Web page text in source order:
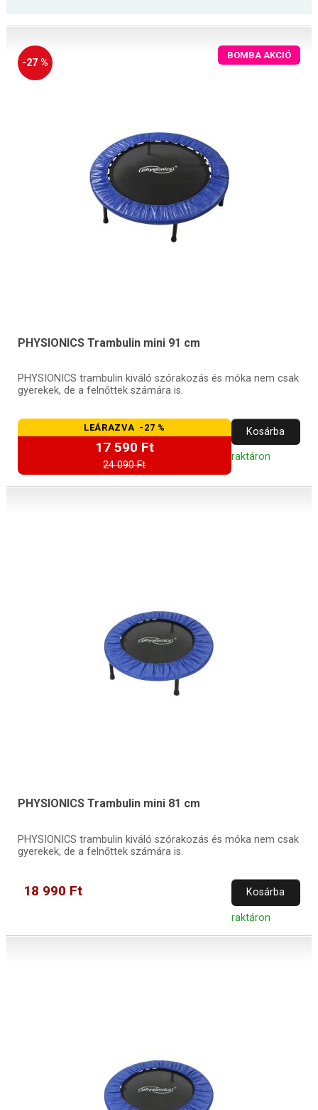
-27 %
BOMBA AKCIÓ
PHYSIONICS Trambulin mini 91 cm
PHYSIONICS trambulin kiváló szórakozás és móka nem csak
gyerekek, de a felnőttek számára is.
LEÁRAZVA -27 %
17 590 Ft
24 090 Ft
Kosárba
raktáron
PHYSIONICS Trambulin mini 81 cm
PHYSIONICS trambulin kiváló szórakozás és móka nem csak
gyerekek, de a felnőttek számára is.
18 990 Ft Kosárba
raktáron